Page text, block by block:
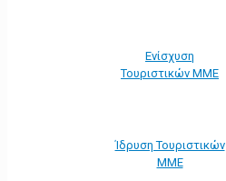
Ενίσχυση
Τουριστικών ΜΜΕ
Ίδρυση Τουριστικών
ΜΜΕ